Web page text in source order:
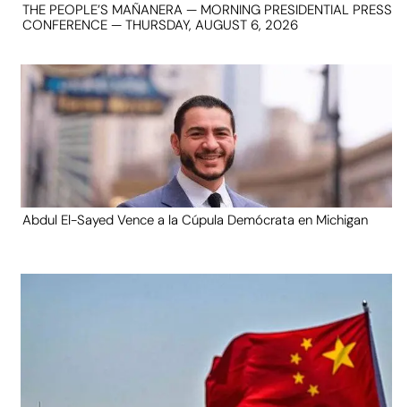
THE PEOPLE’S MAÑANERA — MORNING PRESIDENTIAL PRESS
CONFERENCE — THURSDAY, AUGUST 6, 2026
Abdul El-Sayed Vence a la Cúpula Demócrata en Michigan